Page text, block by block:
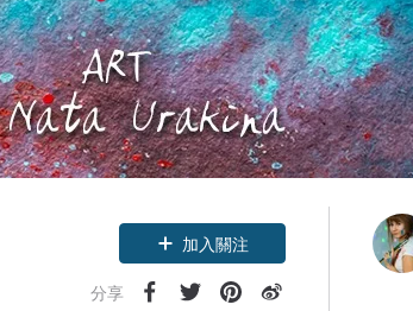
加入關注
分享